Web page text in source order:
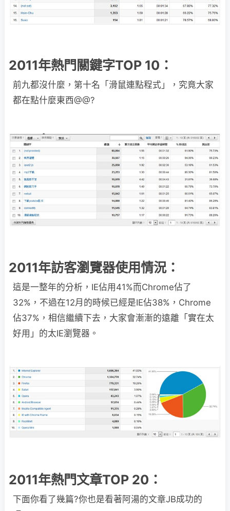
2011年熱門關鍵字TOP 10：
前九都沒什麼，第十名「滑鼠連點程式」，究竟大家
都在點什麼東西@@?
2011年訪客瀏覽器使用情況：
這是一整年的分析，IE佔用41%而Chrome佔了
32%，不過在12月的時候已經是IE佔38%，Chrome
佔37%，相信繼續下去，大家會漸漸的遠離「實在太
好用」的太IE瀏覽器。
2011年熱門文章TOP 20：
下面你看了幾篇?你也是看著阿湯的文章JB成功的